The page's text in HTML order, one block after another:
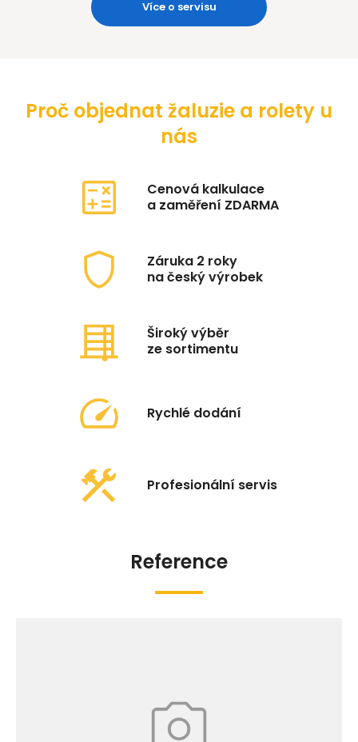
Více o servisu
Proč objednat žaluzie a rolety u
nás
Cenová kalkulace
a zaměření ZDARMA
Záruka 2 roky
na český výrobek
Široký výběr
ze sortimentu
Rychlé dodání
Profesionální servis
Reference